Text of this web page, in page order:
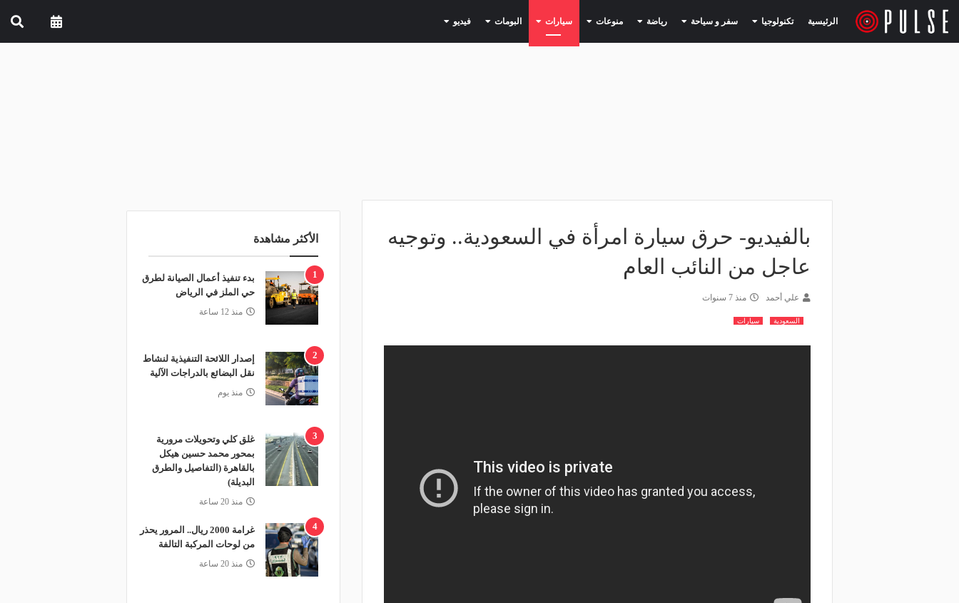
الرئيسية تكنولوجيا (current) سفر و سياحة (current) رياضة (current) منوعات (current) سيارات (current) البومات (current) فيديو (current)
بالفيديو- حرق سيارة امرأة في السعودية.. وتوجيه
عاجل من النائب العام
علي أحمد منذ 7 سنوات
السعودية سيارات
الأكثر مشاهدة
1
بدء تنفيذ أعمال الصيانة لطرق
حي الملز في الرياض
منذ 12 ساعة
2
إصدار اللائحة التنفيذية لنشاط
نقل البضائع بالدراجات الآلية
منذ يوم
3
غلق كلي وتحويلات مرورية
بمحور محمد حسين هيكل
بالقاهرة (التفاصيل والطرق
البديلة)
منذ 20 ساعة
4
غرامة 2000 ريال.. المرور يحذر
من لوحات المركبة التالفة
منذ 20 ساعة